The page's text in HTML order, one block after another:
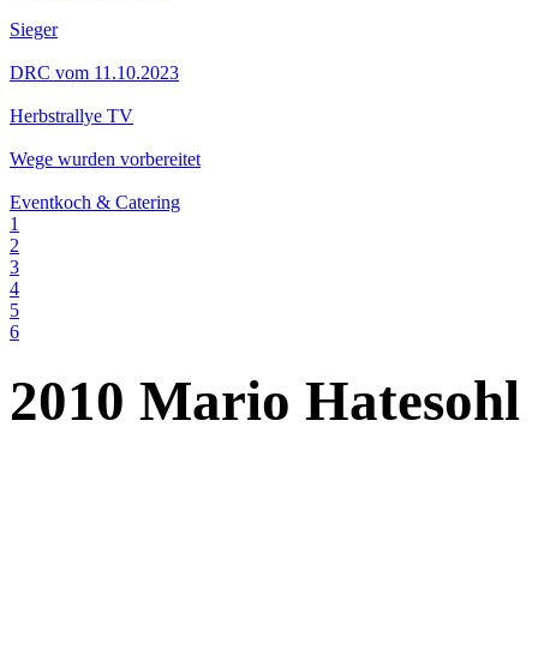
Sieger
DRC vom 11.10.2023
Herbstrallye TV
Wege wurden vorbereitet
Eventkoch & Catering
1
2
3
4
5
6
2010 Mario Hatesohl